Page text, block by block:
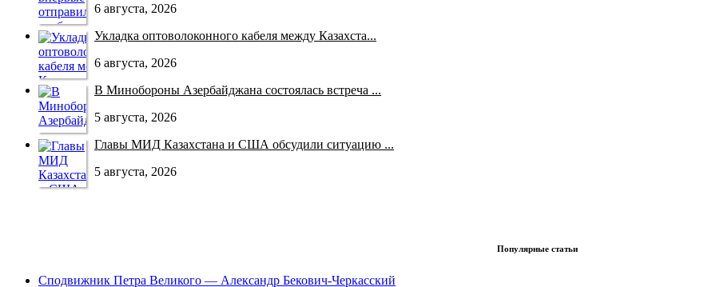
6 августа, 2026
Укладка оптоволоконного кабеля между Казахста...
6 августа, 2026
В Минобороны Азербайджана состоялась встреча ...
5 августа, 2026
Главы МИД Казахстана и США обсудили ситуацию ...
5 августа, 2026
Популярные статьи
Сподвижник Петра Великого — Александр Бекович-Черкасский